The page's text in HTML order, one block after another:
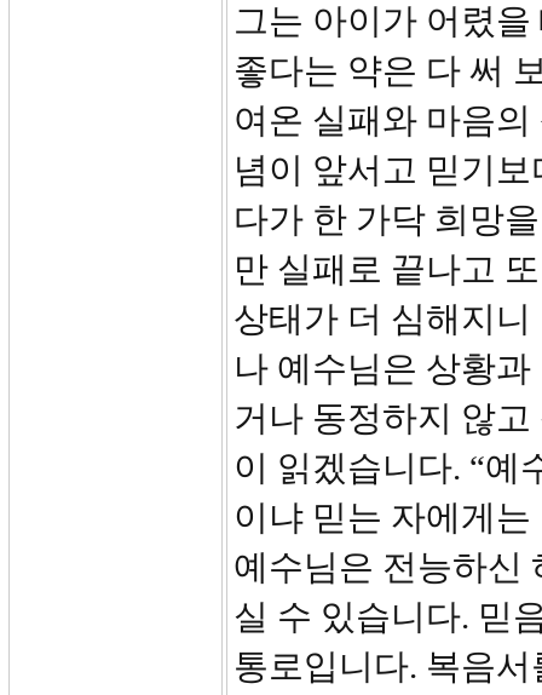
그는 아이가 어렸
좋다는 약은 다 써
여온 실패와 마음
념이 앞서고 믿기
다가 한 가닥 희망
만 실패로 끝나고
상태가 더 심해지
나 예수님은 상황
거나 동정하지 않
이 읽겠습니다. “예
이냐 믿는 자에게
예수님은 전능하신
실 수 있습니다. 믿
통로입니다. 복음